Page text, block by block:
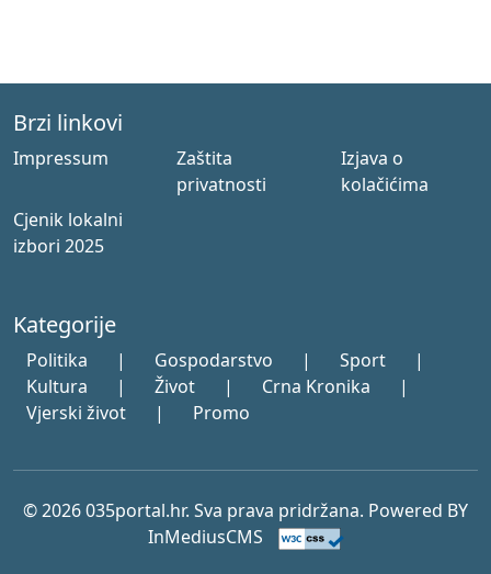
Brzi linkovi
Impressum
Zaštita
privatnosti
Izjava o
kolačićima
Cjenik lokalni
izbori 2025
Kategorije
Politika | Gospodarstvo | Sport
|
Kultura
| Život | Crna Kronika
|
Vjerski život
| Promo
© 2026 035portal.hr. Sva prava pridržana. Powered BY
InMediusCMS